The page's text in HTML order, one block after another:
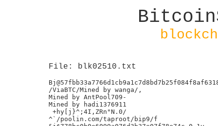
File: blk02510.txt
/ViaBTC/Mined by wanga/,
Mined by AntPool709-
Mined by hadi1376911
+hy[j}^;4I,ZRn"N.0/
^`/poolin.com/taproot/bip9/f